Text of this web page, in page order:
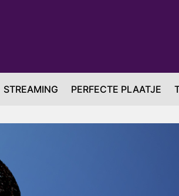
STREAMING PERFECTE PLAATJE